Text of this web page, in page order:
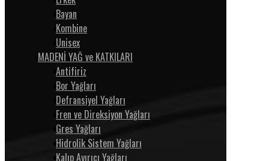
Bayan
Kombine
Unisex
MADENİ YAĞ ve KATKILARI
Antifiriz
Bor Yağları
Defransiyel Yağları
Fren ve Direksiyon Yağları
Gres Yağları
Hidrolik Sistem Yağları
Kalıp Ayırıcı Yağları